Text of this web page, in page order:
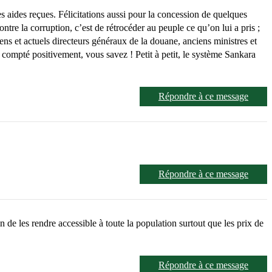
reçues. Félicitations aussi pour la concession de quelques
la corruption, c’est de rétrocéder au peuple ce qu’on lui a pris ;
et actuels directeurs généraux de la douane, anciens ministres et
positivement, vous savez ! Petit à petit, le système Sankara
Répondre à ce message
Répondre à ce message
de les rendre accessible à toute la population surtout que les prix de
Répondre à ce message